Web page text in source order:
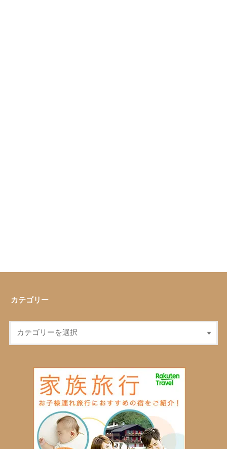
カテゴリー